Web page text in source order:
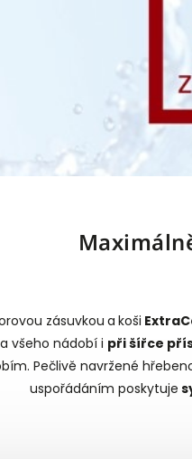
zásuvkoua koši
všeho nádobí i při šířce
Pečlivě navržené
uspořádáním poskytuje